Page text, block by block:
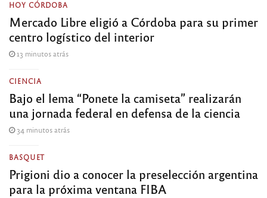
HOY CÓRDOBA
Mercado Libre eligió a Córdoba para su primer
centro logístico del interior
13 minutos atrás
CIENCIA
Bajo el lema “Ponete la camiseta” realizarán
una jornada federal en defensa de la ciencia
34 minutos atrás
BASQUET
Prigioni dio a conocer la preselección argentina
para la próxima ventana FIBA